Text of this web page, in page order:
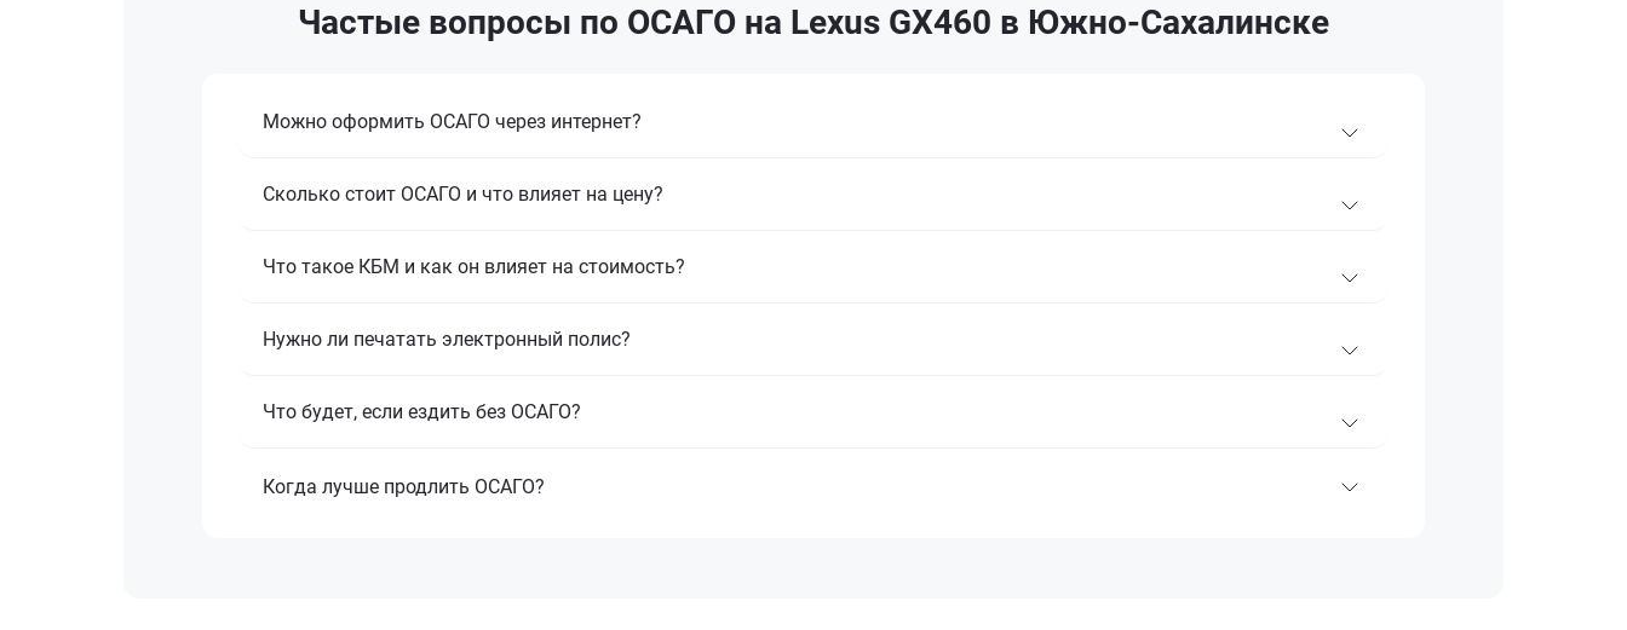
Частые вопросы по ОСАГО на Lexus GX460 в Южно-Сахалинске
Можно оформить ОСАГО через интернет?
Сколько стоит ОСАГО и что влияет на цену?
Что такое КБМ и как он влияет на стоимость?
Нужно ли печатать электронный полис?
Что будет, если ездить без ОСАГО?
Когда лучше продлить ОСАГО?